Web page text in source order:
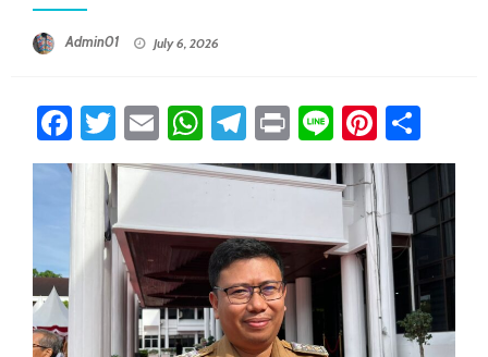
Admin01 July 6, 2026
Facebook
Twitter
EmailWhatsApp
Telegram
PrintLine